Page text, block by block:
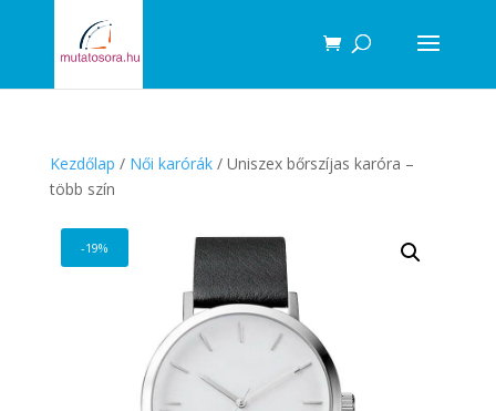
Kezdőlap / Női karórák/ Uniszex bőrszíjas karóra –
több szín
-19%